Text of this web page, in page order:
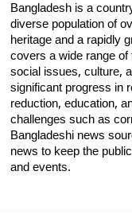
Bangladesh is a
diverse population of
heritage and a rapidly
covers a wide range
social issues, culture,
significant progress in
reduction, education,
challenges such as
Bangladeshi news
news to keep the
and events.